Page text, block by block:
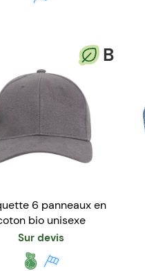
B
6 panneaux en
bio unisexe
Sur devis